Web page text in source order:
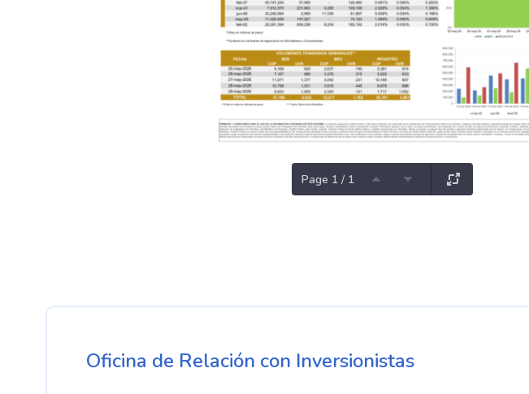
Page 1 / 1
Oficina de Relación con Inversionistas